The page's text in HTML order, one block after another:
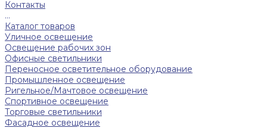
Контакты
...
Каталог товаров
Уличное освещение
Освещение рабочих зон
Офисные светильники
Переносное осветительное оборудование
Промышленное освещение
Ригельное/Мачтовое освещение
Спортивное освещение
Торговые светильники
Фасадное освещение